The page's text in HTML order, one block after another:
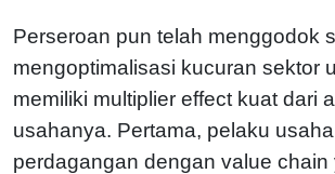
Perseroan pun telah menggodok
mengoptimalisasi kucuran sektor
memiliki multiplier effect kuat dari
usahanya. Pertama, pelaku
perdagangan dengan value chain